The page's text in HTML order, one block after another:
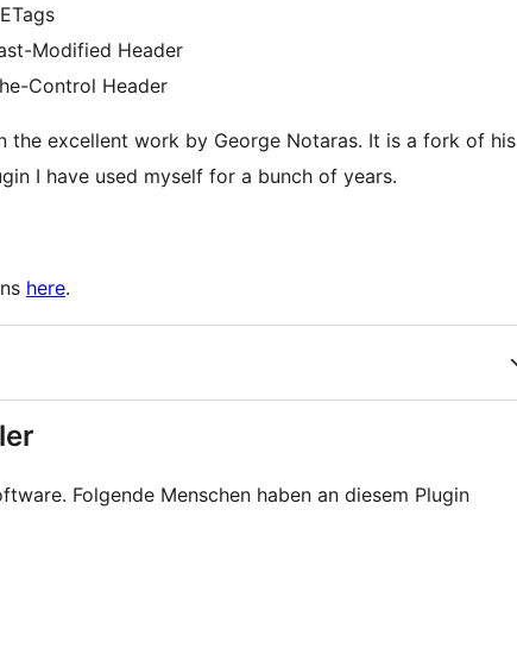
Modified Header
Control Header
the excellent work by George Notaras. It is a fork of his
I have used myself for a bunch of years.
here.
Folgende Menschen haben an diesem Plugin